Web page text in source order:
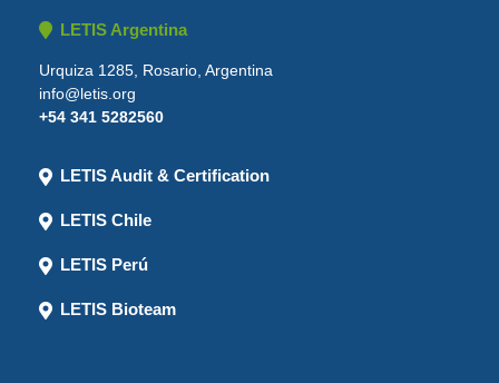
LETIS Argentina
Urquiza 1285, Rosario, Argentina
info@letis.org
+54 341 5282560
LETIS Audit & Certification
LETIS Chile
LETIS Perú
LETIS Bioteam